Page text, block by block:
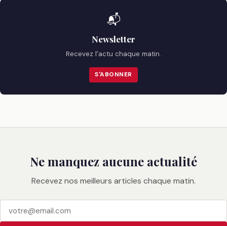
📬
Newsletter
Recevez l'actu chaque matin.
S'ABONNER
Ne manquez aucune actualité
Recevez nos meilleurs articles chaque matin.